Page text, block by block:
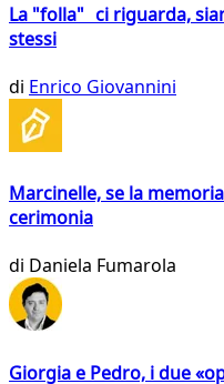
La "folla" ci riguarda,
stessi
di Enrico Giovannini
Marcinelle, se la
cerimonia
di Daniela Fumarola
Giorgia e Pedro, i due